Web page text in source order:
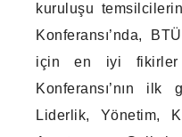
kuruluşu
Konferansı’nda,
için en iyi fikirler
Konferansı’nın ilk
Liderlik, Yönetim,